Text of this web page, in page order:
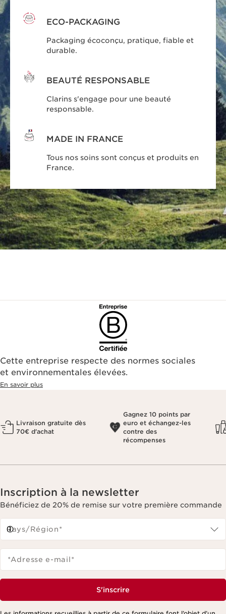
ECO-PACKAGING
Packaging écoconçu, pratique, fiable et
durable.
BEAUTÉ RESPONSABLE
Clarins s'engage pour une beauté
responsable.
MADE IN FRANCE
Tous nos soins sont conçus et produits en
France.
Cette entreprise respecte des normes sociales
et environnementales élevées.
En savoir plus
Livraison gratuite dès
70€ d'achat
Gagnez 10 points par
euro et échangez-les
contre des
récompenses
Inscription à la newsletter
Bénéficiez de 20% de remise sur votre première commande
Pays/Région*
*Adresse e-mail*
S'inscrire